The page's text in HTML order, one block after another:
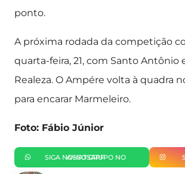
ponto.
A próxima rodada da competição
quarta-feira, 21, com Santo
Realeza. O Ampére volta à quadra
para encarar Marmeleiro.
Foto: Fábio Júnior
SIGA NOSSO GRUPO NO WHATSAPP